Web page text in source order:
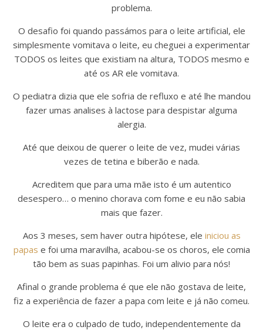
problema.
O desafio foi quando passámos para o leite artificial, ele
simplesmente vomitava o leite, eu cheguei a experimentar
TODOS os leites que existiam na altura, TODOS mesmo e
até os AR ele vomitava.
O pediatra dizia que ele sofria de refluxo e até lhe mandou
fazer umas analises à lactose para despistar alguma
alergia.
Até que deixou de querer o leite de vez, mudei várias
vezes de tetina e biberão e nada.
Acreditem que para uma mãe isto é um autentico
desespero… o menino chorava com fome e eu não sabia
mais que fazer.
Aos 3 meses, sem haver outra hipótese, ele iniciou as
papas e foi uma maravilha, acabou-se os choros, ele comia
tão bem as suas papinhas. Foi um alivio para nós!
Afinal o grande problema é que ele não gostava de leite,
fiz a experiência de fazer a papa com leite e já não comeu.
O leite era o culpado de tudo, independentemente da